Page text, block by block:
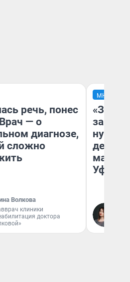
речь, понес
— о
диагнозе,
сложно
Волкова
клиники
доктора
МНЕНИЕ
дела с
Уфа